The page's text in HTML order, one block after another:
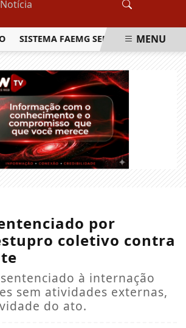
FAEMG SENAR LANÇA OMENU
por
coletivo contra
à internação
sem atividades externas,
do ato.